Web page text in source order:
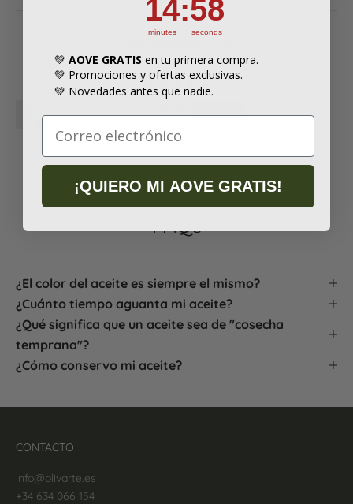
TollesÖl
TollesÖl
FAQs
¿El color del aceite es siempre el mismo?
¿Cuánto tiempo aguanta mi aceite?
¿Qué significa que un aceite sea de "cosecha
temprana"?
¿Cómo conservo mi aceite?
CONTACTO
info@olivarte.es
+34 634 066 154
14
minutes
:57
seconds
💚 AOVE GRATIS en tu primera compra.
💚 Promociones y ofertas exclusivas.
💚 Novedades antes que nadie.
¡QUIERO MI AOVE GRATIS!